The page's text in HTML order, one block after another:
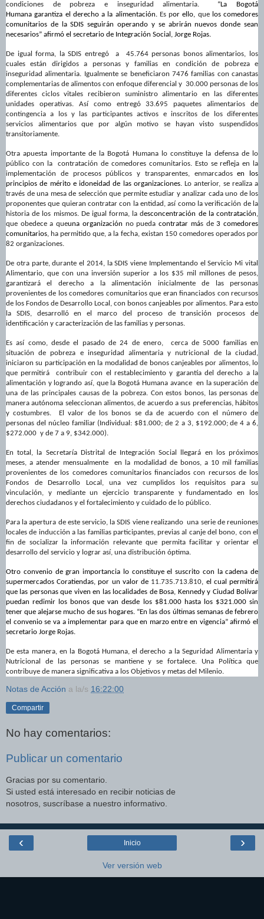
condiciones de pobreza e inseguridad alimentaria. “La Bogotá
Humanagarantiza el derecho a la alimentación. Es por ello, que os comedores
comunitarios de la SDISseguirán operando y se abrirán nuevos donde sean
necesarios” afirmó el secretario de Integración Social, Jorge Rojas.
De igual forma,
la SDIS entregó a 45.764 personas bonos alimentarios, los
cualesestán dirigidosa personas y familias en condición de pobreza e
inseguridad alimentaria. Igualmente se beneficiaron 7476 familias con canastas
complementarias de alimentos con enfoque diferencial y 30.000 personas de los
diferentes ciclos vitales recibieron suministro alimentario en las diferentes
unidades operativas. Así como entregó 33.695 paquetes alimentarios de
contingencia a los y las participantes activos e inscritos de los diferentes
servicios alimentarios que por algún motivo se hayan visto suspendidos
transitoriamente.
Otra apuesta importante de la Bogotá Humana lo constituye la defensa de lo
público con lacontratación de comedores comunitarios. Esto se refleja en la
implementación de procesospúblicos y transparentes, enmarcadosen los
principios de mérito e idoneidad de las organizaciones. Lo anterior, se realiza a
través de una mesa de selección que permite estudiar y analizar cada uno de los
proponentes que quieran contratar con la entidad, así como la verificación de la
historia de los mismos. De igual forma, la desconcentración de la contratación,
que obedece a queuna organización no puedacontratar más de3 comedores
comunitarios, ha permitido que, a la fecha, existan 150 comedores operados por
82 organizaciones.
De otra parte, durante el 2014, la SDIS viene Implementando el Servicio Mi vital
Alimentario, que con una inversión superior a los $35 mil millones de pesos,
garantizará el derecho a la alimentación inicialmente de las personas
provenientes de los comedores comunitarios que eran financiados con recursos
de los Fondos de Desarrollo Local, con bonos canjeables por alimentos. Para esto
la SDIS, desarrolló en el marco del proceso de transición procesos de
identificación y caracterización de las familias y personas.
Es así como, desde el pasado de 24 de enero, cerca de 5000 familias en
situación de pobreza e inseguridad alimentaria y nutricional de la ciudad,
iniciaron su participación en la modalidad de bonos canjeables por alimentos, lo
que permitirá contribuir con el restablecimiento y garantía del derecho a la
alimentación y logrando así, que la Bogotá Humana avance en la superación de
una de las principales causas de la pobreza. Con estos bonos, las personasde
manera autónoma seleccionan alimentos, de acuerdo a sus preferencias, hábitos
y costumbres.
El valor de los bonos se da de acuerdo con el número de
personas del núcleo familiar (Individual: $81.000; de 2 a 3, $192.000; de 4 a 6,
$272.000 y de 7 a 9, $342.000).
En total, la Secretaría Distrital de Integración Social llegará en los próximos
meses, a atender mensualmente en la modalidad de bonos, a 10 mil familias
provenientes de los comedores comunitarios financiados con recursos de los
Fondos de Desarrollo Local, una vez cumplidos los requisitos para su
vinculación, y mediante un ejercicio transparente y fundamentado en los
derechos ciudadanos y el fortalecimiento y cuidado de lo público.
Para la apertura de este servicio, la SDIS viene realizando una serie de reuniones
locales de inducción a las familias participantes, previas al canje del bono, con el
fin de socializar la información relevante que permita facilitar y orientar el
desarrollo del servicio y lograr así, una distribución óptima.
Otro convenio de gran importancia lo constituye el suscrito con la cadena de
supermercados Coratiendas, por un valor de 11.735.713.810, el cual permitirá
que las personas que viven en las localidades de Bosa, Kennedy y Ciudad Bolívar
puedan redimir los bonos que van desde los $81.000 hasta los $321.000 sin
tener que alejarse mucho de sus hogares. “En las dos últimas semanas de febrero
el convenio se va a implementar para que en marzo entre en vigencia” afirmó el
secretario Jorge Rojas.
De esta manera, en la Bogotá Humana, el derecho a la Seguridad Alimentaria y
Nutricional de las personas se mantiene y se fortalece. Una Política que
contribuye de manera significativa a los Objetivos y metas del Milenio.
Notas de Acción a la/s 16:22:00
Compartir
No hay comentarios:
Publicar un comentario
Gracias por su comentario.
Si usted está interesado en recibir noticias de
nosotros, suscríbase a nuestro informativo.
‹ ›
Inicio
Ver versión web